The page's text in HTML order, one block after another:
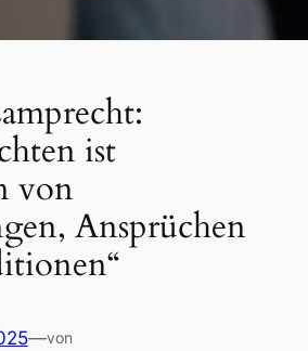
ist
von
Ansprüchen
—von